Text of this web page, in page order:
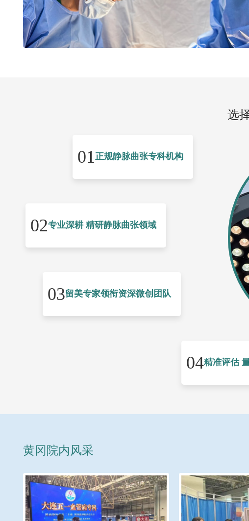
选
01 正规静脉曲张专科机构
02专业深耕 精研静脉曲张领域
03留美专家领衔资深微创团队
04精准评估
黄冈院内风采